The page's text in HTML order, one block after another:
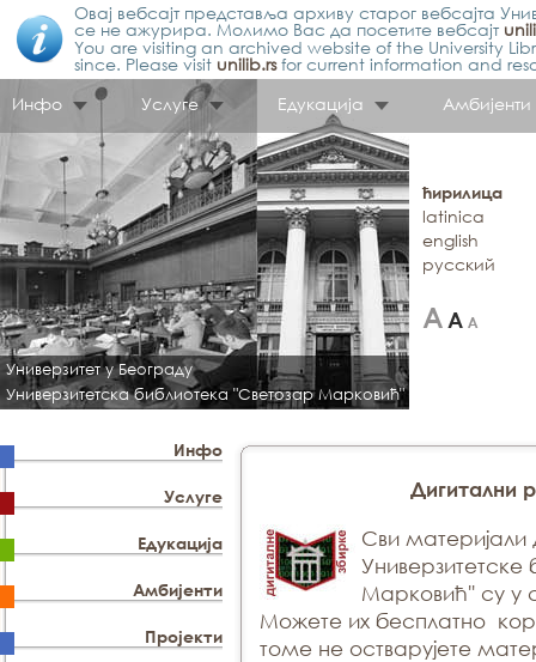
Овај вебсајт представља архиву старог вебсајта
се не ажурира. Молимо Вас да посетите вебсајт
You are visiting an archived website of the University
since. Please visit unilib.rsfor current information and
Инфо
Услуге Едукација Амбијенти
Универзитет у Београду
Универзитетска библиотека "Светозар Марковић"
ћирилица
latinica
english
русский
Инфо
Услуге
Едукација
Амбијенти
Пројекти
Дигитални
Сви материјали
Универзитетске
Марковић'' су у
Можете их бесплатно
томе не остварујете